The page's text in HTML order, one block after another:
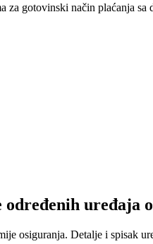
gotovinski način plaćanja sa
uređaja
osiguranja. Detalje i spisak